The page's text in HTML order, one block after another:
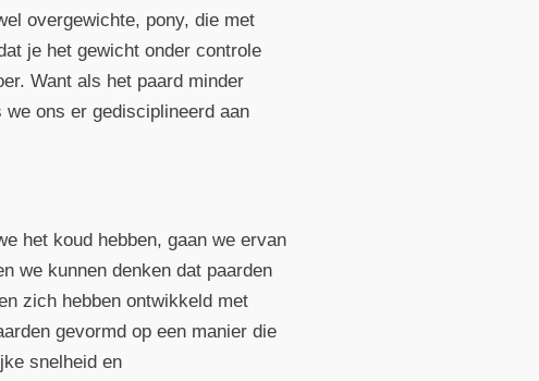
overgewichte, pony, die met
je het gewicht onder controle
Want als het paard minder
ons er gedisciplineerd aan
het koud hebben, gaan we ervan
we kunnen denken dat paarden
zich hebben ontwikkeld met
gevormd op een manier die
snelheid en